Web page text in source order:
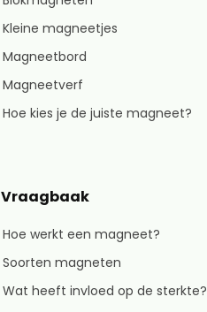
Kleine magneetjes
Magneetbord
Magneetverf
Hoe kies je de juiste magneet?
Vraagbaak
Hoe werkt een magneet?
Soorten magneten
Wat heeft invloed op de sterkte?